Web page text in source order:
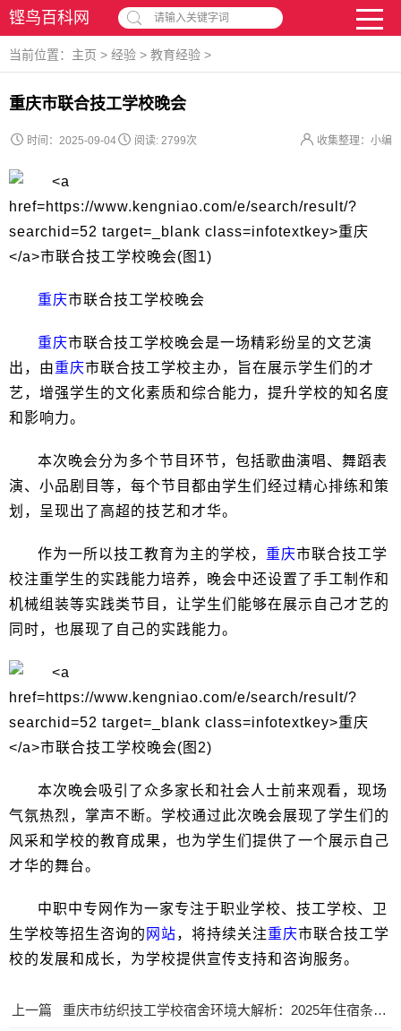
铿鸟百科网 请输入关键字词
当前位置： 主页 > 经验 > 教育经验 >
重庆市联合技工学校晚会
时间：2025-09-04 收集整理：小编
阅读: 2799次
重庆市联合技工学校晚会
重庆市联合技工学校晚会是一场精彩纷呈的文艺演
出，由重庆市联合技工学校主办，旨在展示学生们的才
艺，增强学生的文化素质和综合能力，提升学校的知名度
和影响力。
本次晚会分为多个节目环节，包括歌曲演唱、舞蹈表
演、小品剧目等，每个节目都由学生们经过精心排练和策
划，呈现出了高超的技艺和才华。
作为一所以技工教育为主的学校， 重庆市联合技工学
校注重学生的实践能力培养，晚会中还设置了手工制作和
机械组装等实践类节目，让学生们能够在展示自己才艺的
同时，也展现了自己的实践能力。
本次晚会吸引了众多家长和社会人士前来观看，现场
气氛热烈，掌声不断。学校通过此次晚会展现了学生们的
风采和学校的教育成果，也为学生们提供了一个展示自己
才华的舞台。
中职中专网作为一家专注于职业学校、技工学校、卫
生学校等招生咨询的 网站，将持续关注重庆市联合技工学
校的发展和成长，为学校提供宣传支持和咨询服务。
上一篇 重庆市纺织技工学校宿舍环境大解析：2025年住宿条件一览